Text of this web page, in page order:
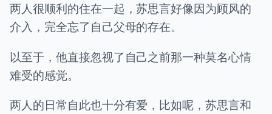
两人很顺利的住在一起，苏思言好像因为顾风的
介入，完全忘了自己父母的存在。
以至于，他直接忽视了自己之前那一种莫名心情
难受的感觉。
两人的日常自此也十分有爱，比如呢，苏思言和